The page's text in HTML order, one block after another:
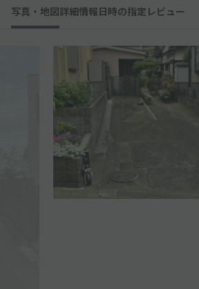
写真・地図詳細情報日時の指定 レビュー